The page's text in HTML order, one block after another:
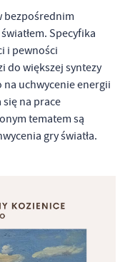
bezpośrednim
Specyfika
i pewności
do większej syntezy
uchwycenie energii
się na prace
tematem są
gry światła.
dostawców usług.
prezentujących nasze
mediów